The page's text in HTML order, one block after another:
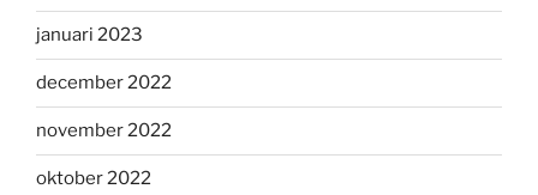
januari 2023
december 2022
november 2022
oktober 2022